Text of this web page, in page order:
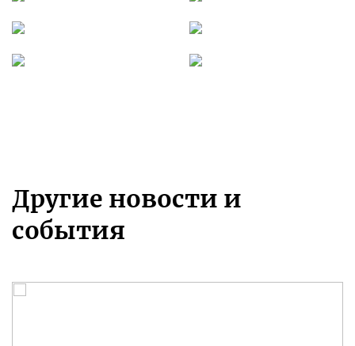
Другие новости и
события